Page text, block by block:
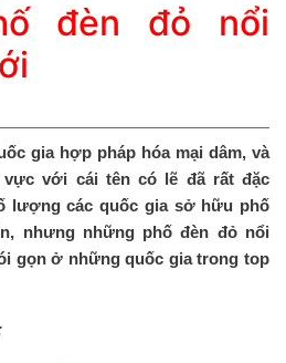
đèn đỏ nổi
gia hợp pháp hóa mại dâm, và
với cái tên có lẽ đã rất đặc
lượng các quốc gia sở hữu phố
nhưng những phố đèn đỏ nổi
gọn ở những quốc gia trong top